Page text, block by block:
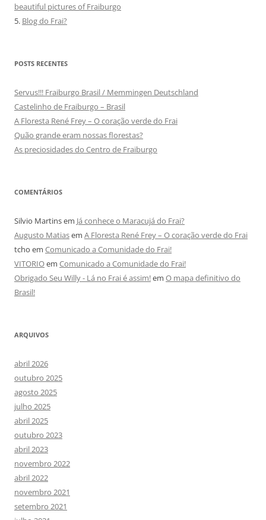
beautiful pictures of Fraiburgo
5. Blog do Frai?
POSTS RECENTES
Servus!!! Fraiburgo Brasil / Memmingen Deutschland
Castelinho de Fraiburgo – Brasil
A Floresta René Frey – O coração verde do Frai
Quão grande eram nossas florestas?
As preciosidades do Centro de Fraiburgo
COMENTÁRIOS
Silvio Martinsem Já conhece o Maracujá do Frai?
Augusto Matiasem A Floresta René Frey – O coração verde do Frai
tcho em Comunicado a Comunidade do Frai!
VITORIOem Comunicado a Comunidade do Frai!
Obrigado Seu Willy - Lá no Frai é assim!em O mapa definitivo do
Brasil!
ARQUIVOS
abril 2026
outubro 2025
agosto 2025
julho 2025
abril 2025
outubro 2023
abril 2023
novembro 2022
abril 2022
novembro 2021
setembro 2021